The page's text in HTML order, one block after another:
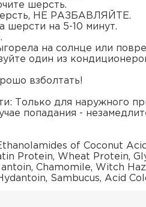
шерсть.
НЕ РАЗБАВЛЯЙТЕ.
шерсти на 5-10 минут.
на солнце или
один из
взболтать!
Только для наружного
попадания -
of Coconut
Protein, Wheat Protein,
Chamomile, Witch
Sambucus, Acid